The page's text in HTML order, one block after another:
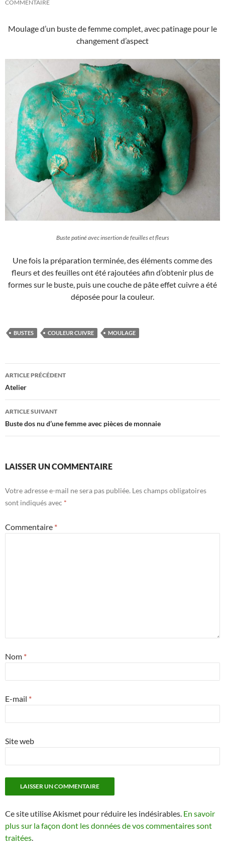
COMMENTAIRE
Moulage d’un buste de femme complet, avec patinage pour le
changement d’aspect
Buste patiné avec insertion de feuilles et fleurs
Une fois la préparation terminée, des éléments comme des
fleurs et des feuilles ont été rajoutées afin d’obtenir plus de
formes sur le buste, puis une couche de pâte effet cuivre a été
déposée pour la couleur.
BUSTES COULEUR CUIVRE MOULAGE
Navigation
des
articles
ARTICLE PRÉCÉDENT
Atelier
ARTICLE SUIVANT
Buste dos nu d’une femme avec pièces de monnaie
LAISSER UN COMMENTAIRE
Votre adresse e-mail ne sera pas publiée. Les champs obligatoires
sont indiqués avec *
Commentaire *
Nom *
E-mail *
Site web
Ce site utilise Akismet pour réduire les indésirables. En savoir
plus sur la façon dont les données de vos commentaires sont
traitées.